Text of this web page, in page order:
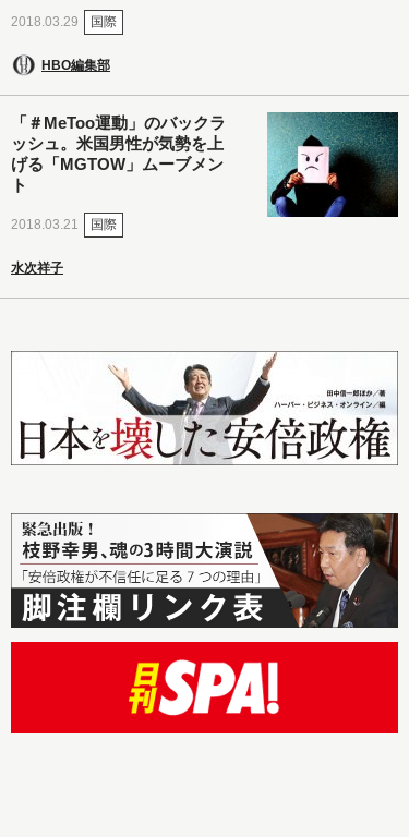
2018.03.29 国際
HBO編集部
「＃MeToo運動」のバックラ
ッシュ。米国男性が気勢を上
げる「MGTOW」ムーブメン
ト
2018.03.21 国際
水次祥子